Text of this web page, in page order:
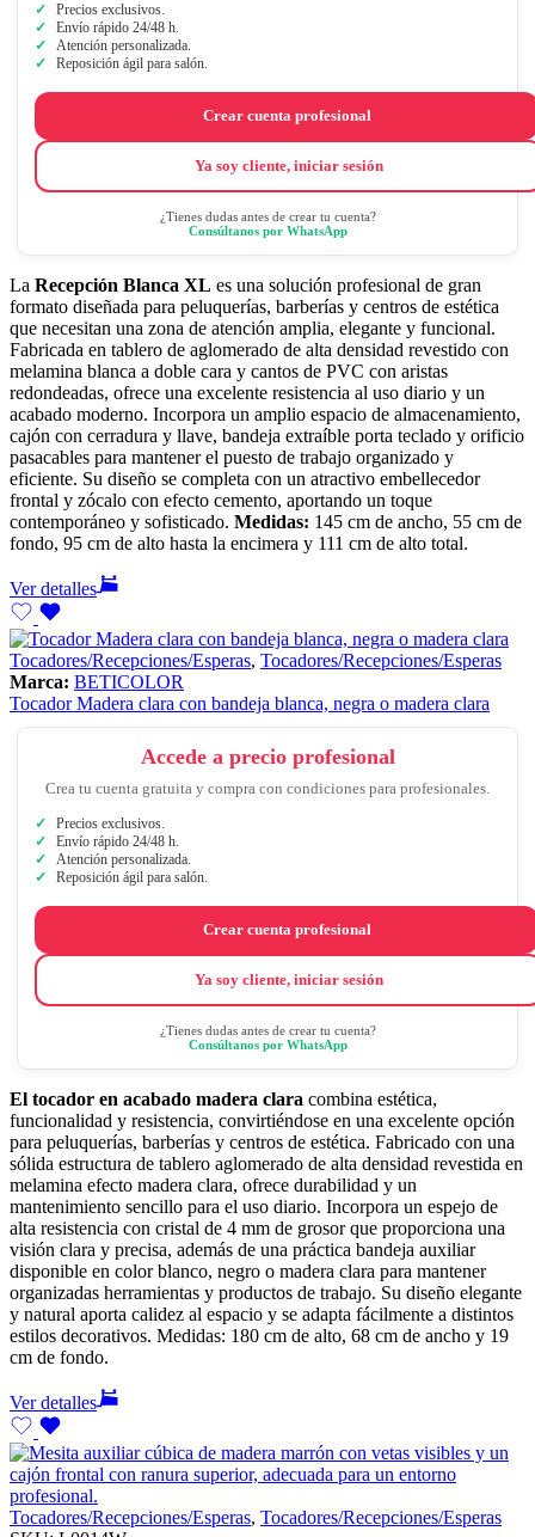
Precios exclusivos.
Envío rápido 24/48 h.
Atención personalizada.
Reposición ágil para salón.
Crear cuenta profesional
Ya soy cliente, iniciar sesión
¿Tienes dudas antes de crear tu cuenta?
Consúltanos por WhatsApp
La Recepción Blanca XL es una solución profesional de gran
formato diseñada para peluquerías, barberías y centros de estética
que necesitan una zona de atención amplia, elegante y funcional.
Fabricada en tablero de aglomerado de alta densidad revestido con
melamina blanca a doble cara y cantos de PVC con aristas
redondeadas, ofrece una excelente resistencia al uso diario y un
acabado moderno. Incorpora un amplio espacio de almacenamiento,
cajón con cerradura y llave, bandeja extraíble porta teclado y orificio
pasacables para mantener el puesto de trabajo organizado y
eficiente. Su diseño se completa con un atractivo embellecedor
frontal y zócalo con efecto cemento, aportando un toque
contemporáneo y sofisticado. Medidas: 145 cm de ancho, 55 cm de
fondo, 95 cm de alto hasta la encimera y 111 cm de alto total.
Ver detalles
Tocadores/Recepciones/Esperas, Tocadores/Recepciones/Esperas
Marca: BETICOLOR
Tocador Madera clara con bandeja blanca, negra o madera clara
Accede a precio profesional
Crea tu cuenta gratuita y compra con condiciones para profesionales.
Precios exclusivos.
Envío rápido 24/48 h.
Atención personalizada.
Reposición ágil para salón.
Crear cuenta profesional
Ya soy cliente, iniciar sesión
¿Tienes dudas antes de crear tu cuenta?
Consúltanos por WhatsApp
El tocador en acabado madera clara combina estética,
funcionalidad y resistencia, convirtiéndose en una excelente opción
para peluquerías, barberías y centros de estética. Fabricado con una
sólida estructura de tablero aglomerado de alta densidad revestida en
melamina efecto madera clara, ofrece durabilidad y un
mantenimiento sencillo para el uso diario. Incorpora un espejo de
alta resistencia con cristal de 4 mm de grosor que proporciona una
visión clara y precisa, además de una práctica bandeja auxiliar
disponible en color blanco, negro o madera clara para mantener
organizadas herramientas y productos de trabajo. Su diseño elegante
y natural aporta calidez al espacio y se adapta fácilmente a distintos
estilos decorativos. Medidas: 180 cm de alto, 68 cm de ancho y 19
cm de fondo.
Ver detalles
Tocadores/Recepciones/Esperas, Tocadores/Recepciones/Esperas